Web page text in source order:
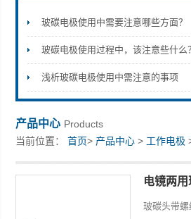
上海楚兮实业有限公司
玻碳电极使用中需要注意哪些方面？
玻碳电极使用过程中，该注意些什么？
浅析玻碳电极使用中需注意的事项
产品中心 Products
当前位置：首页> 产品中心 > 工作电极
电镜两
玻碳头带螺